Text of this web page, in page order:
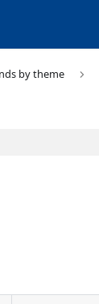
by theme